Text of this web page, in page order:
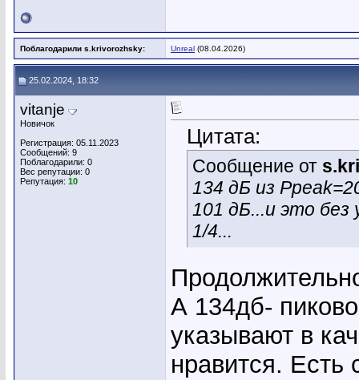
Поблагодарили s.krivorozhsky: Unreal (08.04.2026)
25.02.2024, 18:32
vitanje
Новичок
Регистрация: 05.11.2023
Сообщений: 9
Поблагодарили: 0
Вес репутации: 0
Репутация: 10
Цитата:
Сообщение от
134 дБ из
101 дБ...и это
1/4...
А 134дб-
указывают в
нравится. Есть